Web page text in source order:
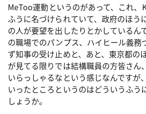
MeToo運動というのがあって、これ、
ふうに名づけられていて、政府のほう
の人が要望を出したりとかしているん
の職場でのパンプス、ハイヒール義務
ず知事の受け止めと、あと、東京都の
が見てる限りでは結構職員の方皆さん
いらっしゃるなという感じなんですが
いったところというのはどういうふう
しょうか。